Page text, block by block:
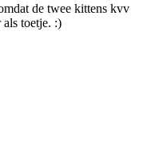
de twee kittens kvv
toetje. :)